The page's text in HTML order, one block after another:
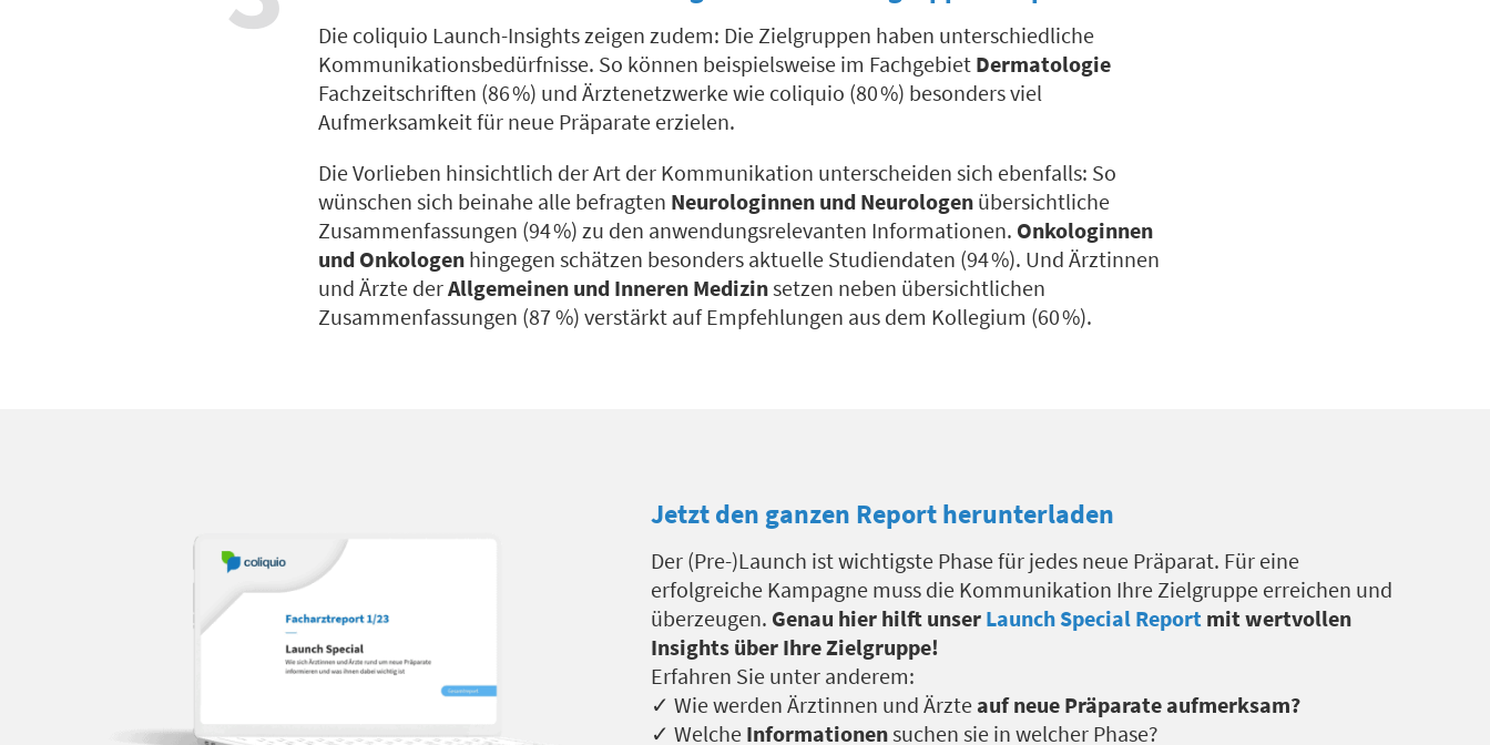
Die coliquio Launch-Insights zeigen zudem: Die Zielgruppen haben unterschiedliche
Kommunikationsbedürfnisse. So können beispielsweise im Fachgebiet Dermatologie
Fachzeitschriften (86 %) und Ärztenetzwerke wie coliquio (80 %) besonders viel
Aufmerksamkeit für neue Präparate erzielen.
Die Vorlieben hinsichtlich der Art der Kommunikation unterscheiden sich ebenfalls: So
wünschen sich beinahe alle befragten Neurologinnen und Neurologen übersichtliche
Zusammenfassungen (94 %) zu den anwendungsrelevanten Informationen. Onkologinnen
und Onkologen hingegen schätzen besonders aktuelle Studiendaten (94 %). Und Ärztinnen
und Ärzte derAllgemeinen und Inneren Medizinsetzen neben übersichtlichen
Zusammenfassungen (87 %) verstärkt auf Empfehlungen aus dem Kollegium (60 %).
Jetzt den ganzen Report herunterladen
Der (Pre-)Launch ist wichtigste Phase für jedes neue Präparat. Für eine
erfolgreiche Kampagne muss die Kommunikation Ihre Zielgruppe erreichen und
überzeugen. Genau hier hilft unser Launch Special Report mit wertvollen
Insights über Ihre Zielgruppe!
Erfahren Sie unter anderem:
✓ Wie werden Ärztinnen und Ärzte auf neue Präparate aufmerksam?
✓ Welche Informationensuchen sie in welcher Phase?